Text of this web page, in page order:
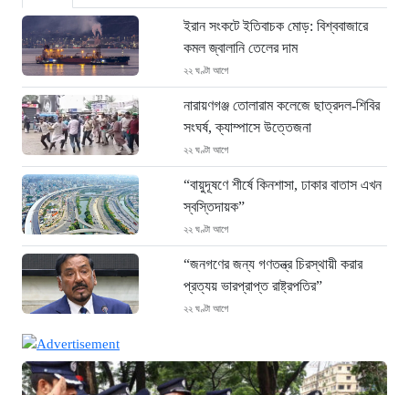
ইরান সংকটে ইতিবাচক মোড়: বিশ্ববাজারে
কমল জ্বালানি তেলের দাম
২২ ঘণ্টা আগে
নারায়ণগঞ্জ তোলারাম কলেজে ছাত্রদল-শিবির
সংঘর্ষ, ক্যাম্পাসে উত্তেজনা
২২ ঘণ্টা আগে
“বায়ুদূষণে শীর্ষে কিনশাসা, ঢাকার বাতাস এখন
স্বস্তিদায়ক”
২২ ঘণ্টা আগে
“জনগণের জন্য গণতন্ত্র চিরস্থায়ী করার
প্রত্যয় ভারপ্রাপ্ত রাষ্ট্রপতির”
২২ ঘণ্টা আগে
নিউমার্কেটের স্মৃতিস্তম্ভে পুষ্পস্তবক অর্পণ
২৪ ঘণ্টা আগে